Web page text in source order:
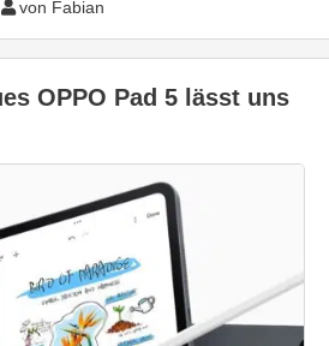
von Fabian
OPPO Pad 5 lässt uns